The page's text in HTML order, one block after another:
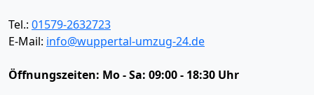
Tel.: 01579-2632723
E-Mail: info@wuppertal-umzug-24.de
Öffnungszeiten: Mo - Sa: 09:00 - 18:30 Uhr